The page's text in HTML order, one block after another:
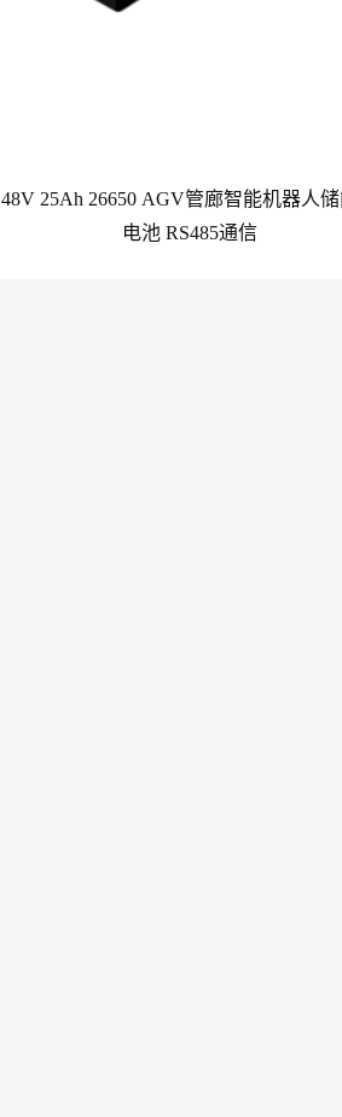
48V 25Ah 26650 AGV管廊智能机器人
电池 RS485通信